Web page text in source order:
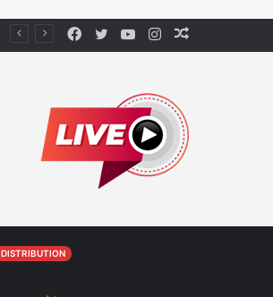
Instagram
YouTube
Twitter
Facebook
DISTRIBUTION